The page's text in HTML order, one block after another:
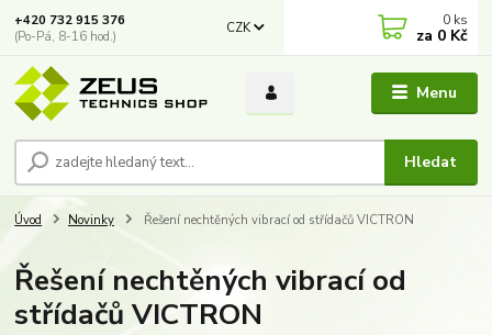
Menu
CZK
Hledat
+420 732 915 376
(Po-Pá, 8-16 hod.)
0 ks
za 0 Kč
Úvod Novinky Řešení nechtěných vibrací od střídačů VICTRON
Řešení nechtěných vibrací od
střídačů VICTRON